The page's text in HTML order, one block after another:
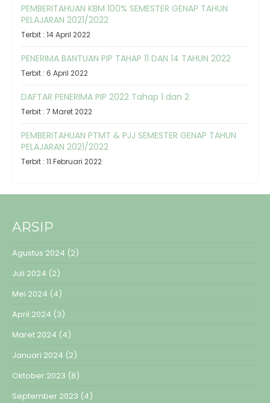
PEMBERITAHUAN KBM 100% SEMESTER GENAP TAHUN
PELAJARAN 2021/2022
Terbit : 14 April 2022
PENERIMA BANTUAN PIP TAHAP 11 DAN 14 TAHUN 2022
Terbit : 6 April 2022
DAFTAR PENERIMA PIP 2022 Tahap 1 dan 2
Terbit : 7 Maret 2022
PEMBERITAHUAN PTMT & PJJ SEMESTER GENAP TAHUN
PELAJARAN 2021/2022
Terbit : 11 Februari 2022
ARSIP
Agustus 2024 (2)
Juli 2024 (2)
Mei 2024 (4)
April 2024 (3)
Maret 2024 (4)
Januari 2024 (2)
Oktober 2023 (8)
September 2023 (4)